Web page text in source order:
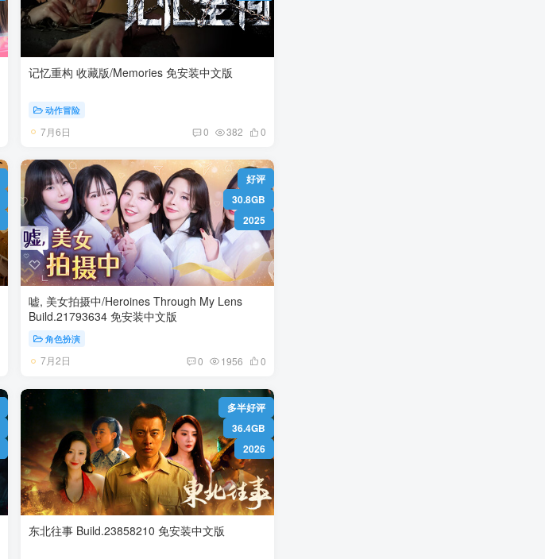
记忆重构 收藏版/Memories 免安装中文版
动作冒险
7月6日 0 382 0
好评
30.8GB
2025
嘘, 美女拍摄中/Heroines Through My Lens
Build.21793634 免安装中文版
角色扮演
7月2日 0 1956 0
多半好评
36.4GB
2026
东北往事 Build.23858210 免安装中文版